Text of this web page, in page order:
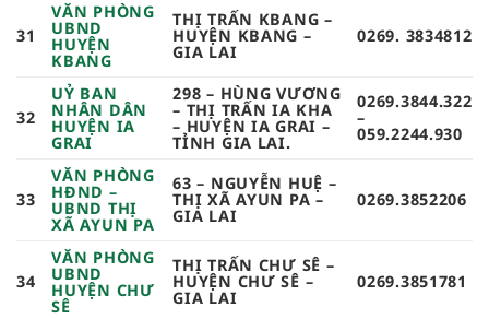
31
VĂN PHÒNG
UBND
HUYỆN
KBANG
THỊ TRẤN KBANG –
HUYỆN KBANG –
GIA LAI
0269. 3834812
32
UỶ BAN
NHÂN DÂN
HUYỆN IA
GRAI
298 – HÙNG VƯƠNG
– THỊ TRẤN IA KHA
– HUYỆN IA GRAI –
TỈNH GIA LAI.
0269.3844.322
–
059.2244.930
33
VĂN PHÒNG
HĐND –
UBND THỊ
XÃ AYUN PA
63 – NGUYỄN HUỆ –
THỊ XÃ AYUN PA –
GIA LAI
0269.3852206
34
VĂN PHÒNG
UBND
HUYỆN CHƯ
SÊ
THỊ TRẤN CHƯ SÊ –
HUYỆN CHƯ SÊ –
GIA LAI
0269.3851781